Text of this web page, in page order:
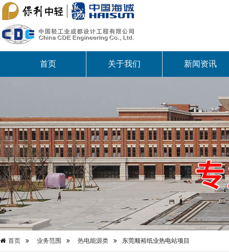
首页 关于我们 新闻资讯
首页 业务范围 热电能源类 东莞顺裕纸业热电站项目